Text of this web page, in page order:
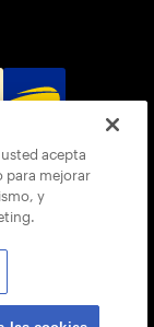
acepta
para mejorar
y